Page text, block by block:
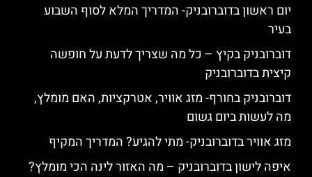
יום ראשון בדוברובניק- המדריך המלא לסוף השבוע
בעיר
דוברובניק בקיץ – כל מה שצריך לדעת על חופשה
קיצית בדוברובניק
דוברובניק בחורף- מזג אוויר, אטרקציות, האם מומלץ,
מה לעשות ביום גשום
מזג אוויר בדוברובניק- מתי להגיע? המדריך המקיף
איפה לישון בדוברובניק – מה האזור לינה הכי מומלץ?